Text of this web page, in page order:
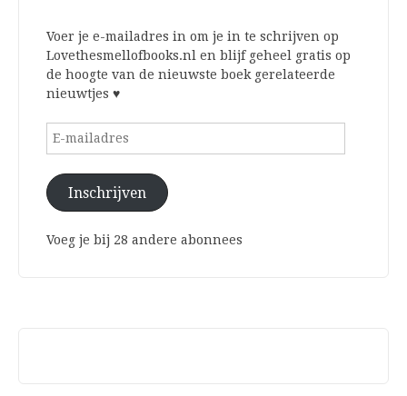
Voer je e-mailadres in om je in te schrijven op
Lovethesmellofbooks.nl en blijf geheel gratis op
de hoogte van de nieuwste boek gerelateerde
nieuwtjes ♥
E-
Inschrijven
Voeg je bij 28 andere abonnees